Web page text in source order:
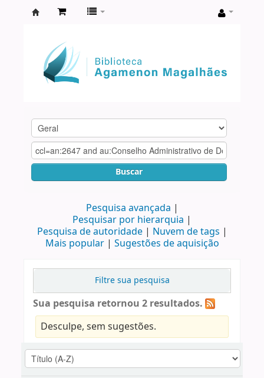
Agamenon
Magalhães
Buscar
Pesquisa avançada
Pesquisar por hierarquia
Pesquisa de autoridade
Nuvem de tags
Mais popular
Sugestões de aquisição
Filtre sua pesquisa
Sua pesquisa retornou 2 resultados.
Desculpe, sem sugestões.